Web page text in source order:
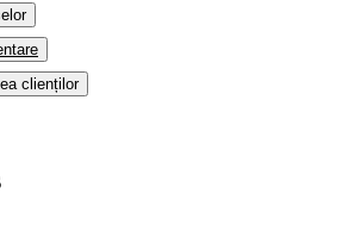
clienților